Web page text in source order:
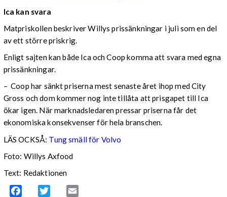
Ica kan svara
Matpriskollen beskriver Willys prissänkningar i juli som en del
av ett större priskrig.
Enligt sajten kan både Ica och Coop komma att svara med egna
prissänkningar.
– Coop har sänkt priserna mest senaste året ihop med City
Gross och dom kommer nog inte tillåta att prisgapet till Ica
ökar igen. När marknadsledaren pressar priserna får det
ekonomiska konsekvenser för hela branschen.
LÄS OCKSÅ: Tung smäll för Volvo
Foto: Willys Axfood
Text: Redaktionen
Facebook Twitter